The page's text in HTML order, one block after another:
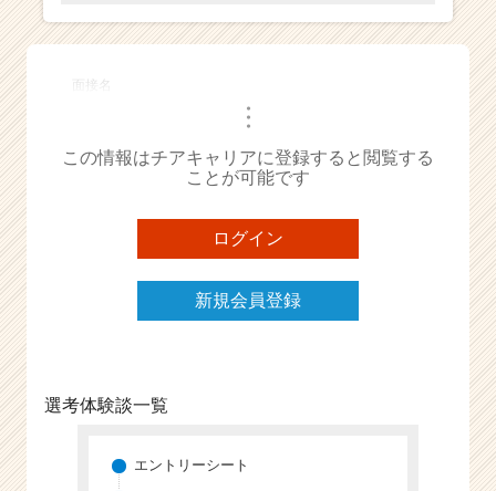
ー・
成
ら
ス
ト
が
届
く
チ
面接名
・・・
この情報はチアキャリアに登録すると閲覧する
ことが可能です
ログイン
新規会員登録
選考体験談一覧
エントリーシート